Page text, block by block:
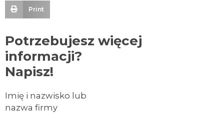
Print
Potrzebujesz więcej
informacji?
Napisz!
Imię i nazwisko lub
nazwa firmy